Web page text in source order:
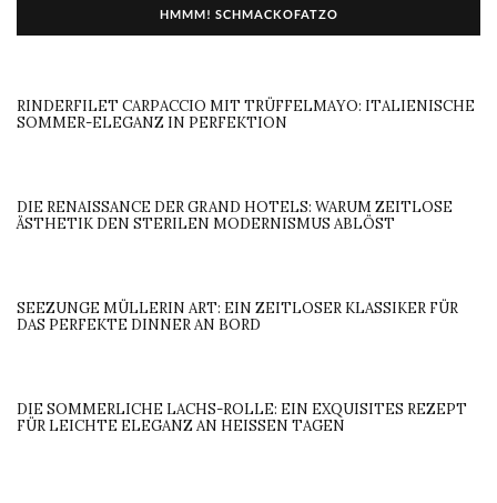
HMMM! SCHMACKOFATZO
RINDERFILET CARPACCIO MIT TRÜFFELMAYO: ITALIENISCHE
SOMMER-ELEGANZ IN PERFEKTION
DIE RENAISSANCE DER GRAND HOTELS: WARUM ZEITLOSE
ÄSTHETIK DEN STERILEN MODERNISMUS ABLÖST
SEEZUNGE MÜLLERIN ART: EIN ZEITLOSER KLASSIKER FÜR
DAS PERFEKTE DINNER AN BORD
DIE SOMMERLICHE LACHS-ROLLE: EIN EXQUISITES REZEPT
FÜR LEICHTE ELEGANZ AN HEISSEN TAGEN